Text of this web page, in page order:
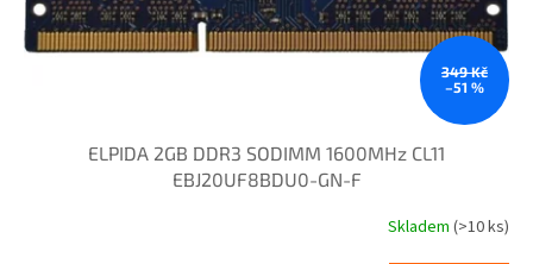
349 Kč
–51 %
ELPIDA 2GB DDR3 SODIMM 1600MHz CL11
EBJ20UF8BDU0-GN-F
Skladem (>10 ks)